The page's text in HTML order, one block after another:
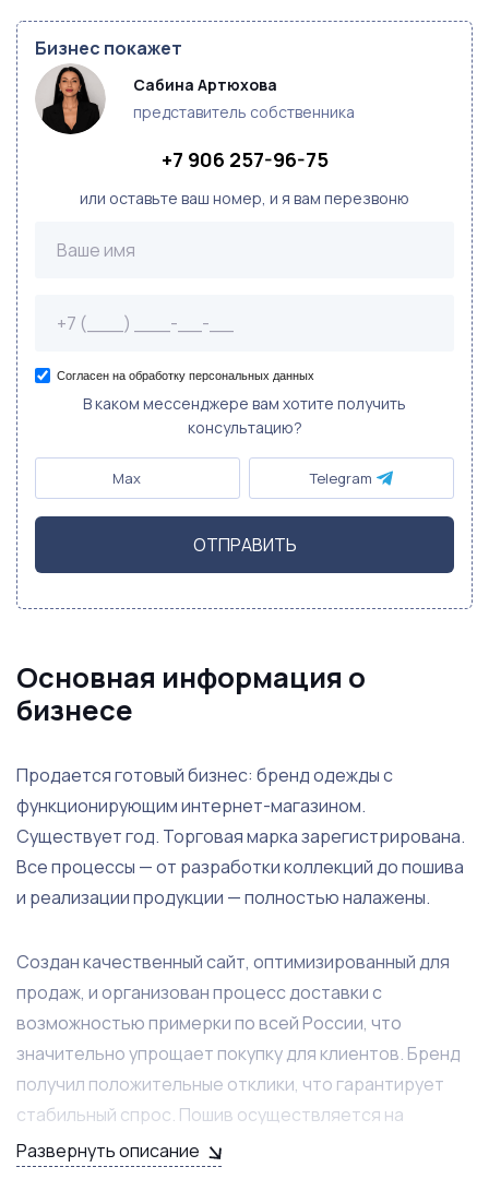
Бизнес покажет
Сабина Артюхова
представитель собственника
+7 906 257-96-75
или оставьте ваш номер, и я вам перезвоню
Согласен на обработку персональных данных
В каком мессенджере вам хотите получить
консультацию?
Max Telegram
ОТПРАВИТЬ
Основная информация о
бизнесе
Продается готовый бизнес: бренд одежды с
функционирующим интернет-магазином.
Существует год. Торговая марка зарегистрирована.
Все процессы — от разработки коллекций до пошива
и реализации продукции — полностью налажены.
Создан качественный сайт, оптимизированный для
продаж, и организован процесс доставки с
возможностью примерки по всей России, что
значительно упрощает покупку для клиентов. Бренд
получил положительные отклики, что гарантирует
стабильный спрос. Пошив осуществляется на
контрактных производствах в Санкт-Петербурге и
Развернуть описание